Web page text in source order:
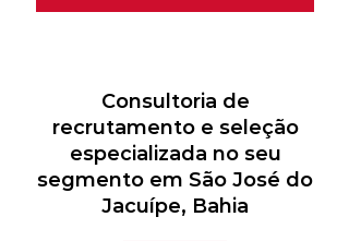
Consultoria de
recrutamento e seleção
especializada no seu
segmento em São José do
Jacuípe, Bahia